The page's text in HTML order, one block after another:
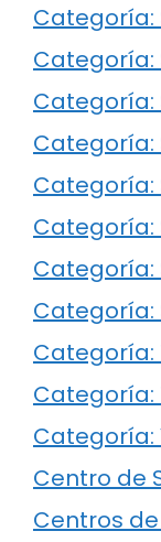
Categoría:
Categoría:
Categoría:
Categoría:
Categoría:
Categoría:
Categoría:
Categoría:
Categoría:
Categoría:
Categoría:
Centro de
Centros